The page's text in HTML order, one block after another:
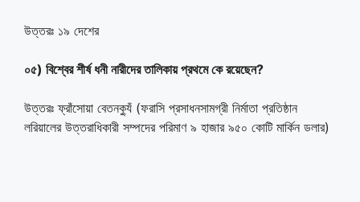
উত্তরঃ ১৯ দেশের
০৫) বিশ্বের শীর্ষ ধনী নারীদের তালিকায় প্রথমে কে রয়েছেন?
উত্তরঃ ফ্রাঁসোয়া বেতনক্যুঁ (ফরাসি প্রসাধনসামগ্রী নির্মাতা প্রতিষ্ঠান
লরিয়ালের উত্তরাধিকারী সম্পদের পরিমাণ ৯ হাজার ৯৫০ কোটি মার্কিন ডলার)